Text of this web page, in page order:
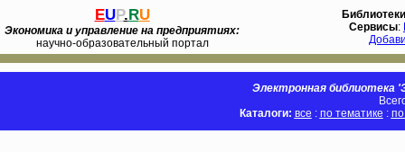
EUP.RU
Экономика и управление на предприятиях:
научно-образовательный портал
Библиотеки
Сервисы:
Электронная библиотека
Каталоги: все : по тематике :